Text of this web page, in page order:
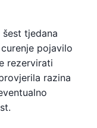
tjedana
pojavilo
rezervirati
razina